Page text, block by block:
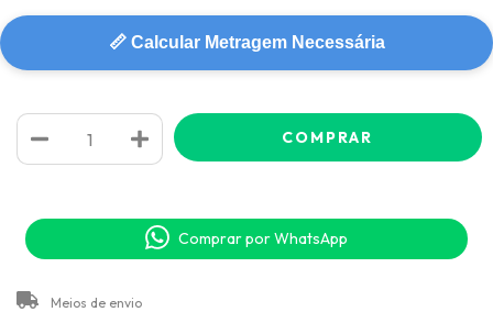
📏 Calcular Metragem Necessária
Comprar por WhatsApp
Entregas para o CEP:
Meios de envio